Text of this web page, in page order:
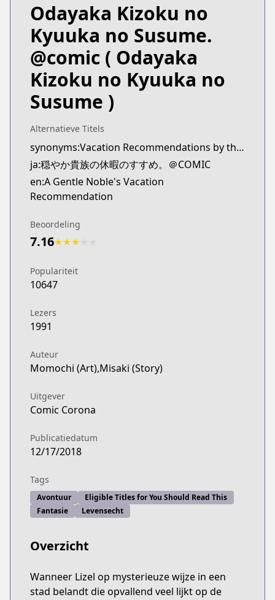
Odayaka Kizoku no
Kyuuka no Susume.
@comic ( Odayaka
Kizoku no Kyuuka no
Susume )
Alternatieve Titels
synonyms:Vacation Recommendations by the Nobility,A Mild Noble's Vacation Suggestion
ja:穏やか貴族の休暇のすすめ。＠COMIC
en:A Gentle Noble's Vacation
Recommendation
Beoordeling
7.16★★★
Populariteit
10647
Lezers
1991
Auteur
Momochi (Art),Misaki (Story)
Uitgever
Comic Corona
Publicatiedatum
12/17/2018
Tags
Avontuur
Eligible Titles for You Should Read This
Fantasie
Levensecht
Overzicht
Wanneer Lizel op mysterieuze wijze in een
stad belandt die opvallend veel lijkt op de